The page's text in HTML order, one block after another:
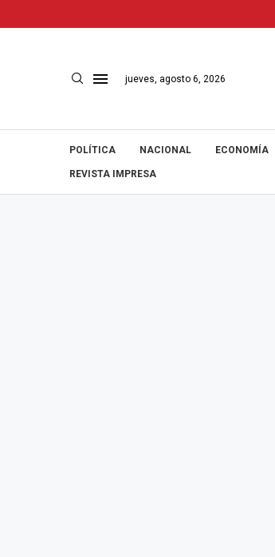
jueves, agosto 6, 2026
POLÍTICA NACIONAL ECONOMÍA
REVISTA IMPRESA